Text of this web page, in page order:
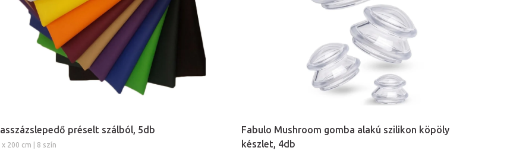
préselt szálból, 5db
x 200 cm | 8 szín
Fabulo Mushroom gomba alakú szilikon köpöly
készlet, 4db